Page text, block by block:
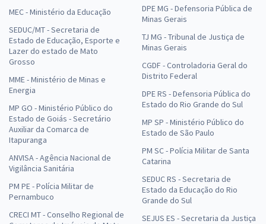
MEC - Ministério da Educação
SEDUC/MT - Secretaria de
Estado de Educação, Esporte e
Lazer do estado de Mato
Grosso
MME - Ministério de Minas e
Energia
MP GO - Ministério Público do
Estado de Goiás - Secretário
Auxiliar da Comarca de
Itapuranga
ANVISA - Agência Nacional de
Vigilância Sanitária
PM PE - Polícia Militar de
Pernambuco
CRECI MT - Conselho Regional de
DPE MG - Defensoria Pública de
Minas Gerais
TJ MG - Tribunal de Justiça de
Minas Gerais
CGDF - Controladoria Geral do
Distrito Federal
DPE RS - Defensoria Pública do
Estado do Rio Grande do Sul
MP SP - Ministério Público do
Estado de São Paulo
PM SC - Polícia Militar de Santa
Catarina
SEDUC RS - Secretaria de
Estado da Educação do Rio
Grande do Sul
SEJUS ES - Secretaria da Justiça